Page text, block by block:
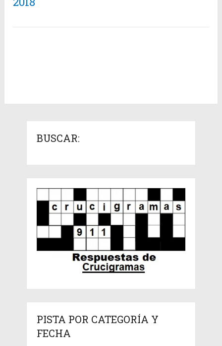
BUSCAR:
PISTA POR CATEGORÍA Y
FECHA